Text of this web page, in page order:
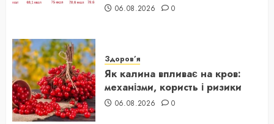
06.08.2026 0
Здоров’я
Як калина впливає на кров:
механізми, користь і ризики
06.08.2026 0